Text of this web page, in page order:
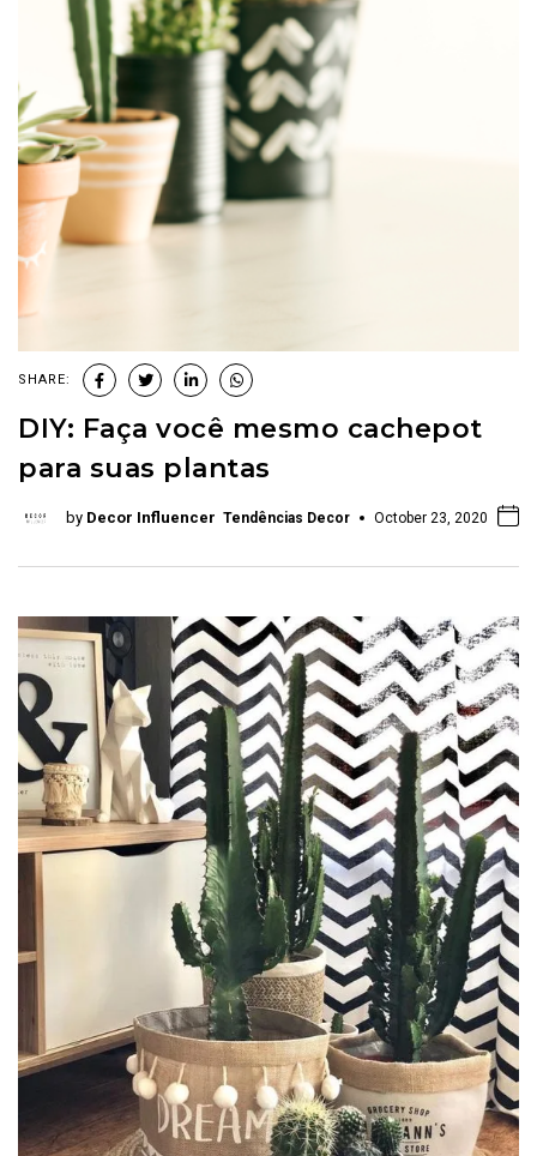
SHARE:
DIY: Faça você mesmo cachepot
para suas plantas
by Decor Influencer Tendências Decor October 23, 2020